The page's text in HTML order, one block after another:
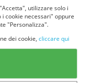
utilizzare solo i
cookie necessari" oppure
"Personalizza".
dei cookie, cliccare qui